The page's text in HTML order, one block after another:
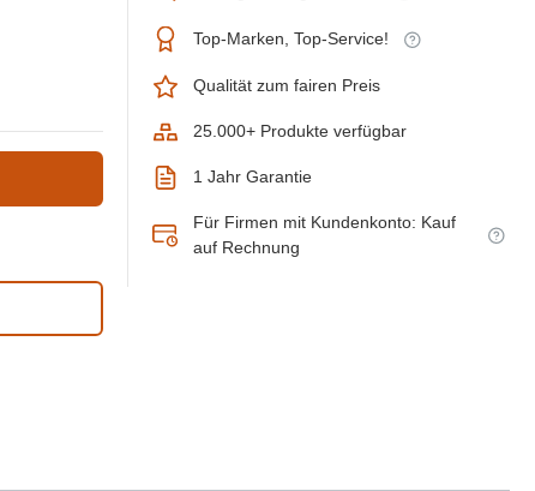
Top-Marken, Top-Service!
Qualität zum fairen Preis
25.000+ Produkte verfügbar
1 Jahr Garantie
Für Firmen mit Kundenkonto: Kauf
auf Rechnung